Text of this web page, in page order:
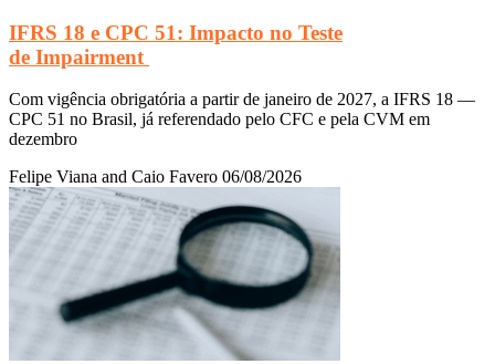
IFRS 18 e CPC 51: Impacto no Teste
de Impairment
Com vigência obrigatória a partir de janeiro de 2027, a IFRS 18 —
CPC 51 no Brasil, já referendado pelo CFC e pela CVM em
dezembro
Felipe Viana and Caio Favero 06/08/2026